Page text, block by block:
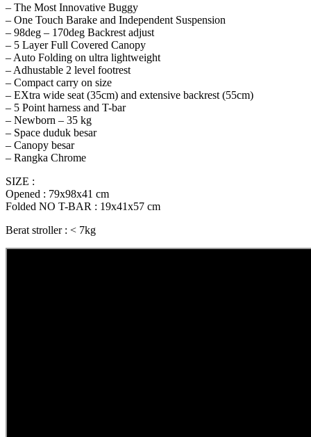
– The Most Innovative Buggy
– One Touch Barake and Independent Suspension
– 98deg – 170deg Backrest adjust
– 5 Layer Full Covered Canopy
– Auto Folding on ultra lightweight
– Adhustable 2 level footrest
– Compact carry on size
– EXtra wide seat (35cm) and extensive backrest (55cm)
– 5 Point harness and T-bar
– Newborn – 35 kg
– Space duduk besar
– Canopy besar
– Rangka Chrome
SIZE :
Opened : 79x98x41 cm
Folded NO T-BAR : 19x41x57 cm
Berat stroller : < 7kg